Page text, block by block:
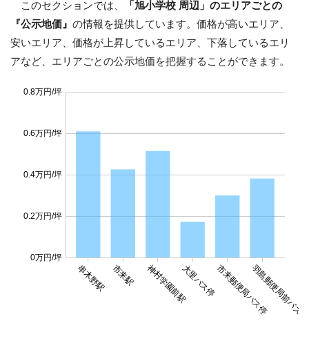
このセクションでは、
「旭小学校 周辺」のエリアごとの
『公示地価』 の情報を提供しています。価格が高いエリア、
安いエリア、価格が上昇しているエリア、下落しているエリ
アなど、エリアごとの公示地価を把握することができます。
串木野駅 市来駅 神村学園前駅大里バス停市来郵便局バス停羽島郵便局前バス停
0万円/坪
0.2万円/坪
0.4万円/坪
0.6万円/坪
0.8万円/坪